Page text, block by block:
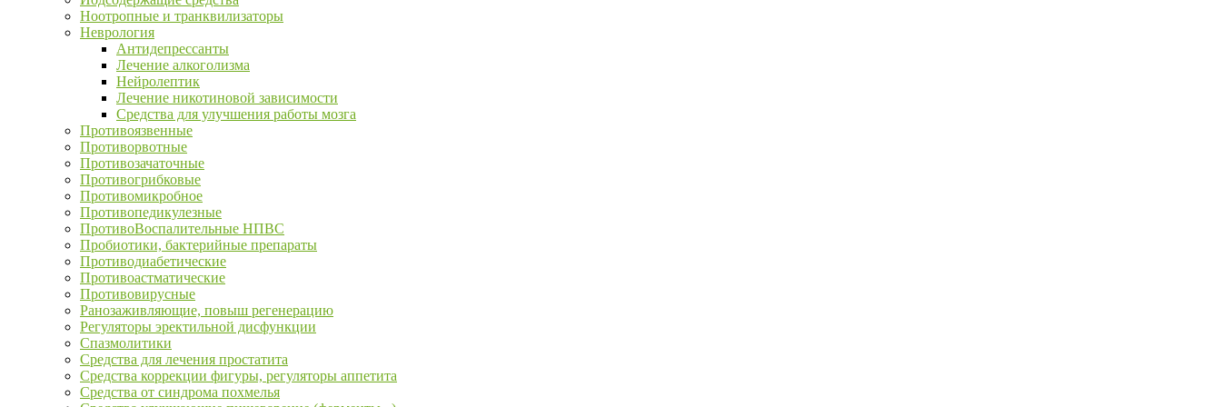
Ноотропные и транквилизаторы
Неврология
Антидепрессанты
Лечение алкоголизма
Нейролептик
Лечение никотиновой зависимости
Средства для улучшения работы мозга
Противоязвенные
Противорвотные
Противозачаточные
Противогрибковые
Противомикробное
Противопедикулезные
ПротивоВоспалительные НПВС
Пробиотики, бактерийные препараты
Противодиабетические
Противоастматические
Противовирусные
Ранозаживляющие, повыш регенерацию
Регуляторы эректильной дисфункции
Спазмолитики
Средства для лечения простатита
Средства коррекции фигуры, регуляторы аппетита
Средства от синдрома похмелья